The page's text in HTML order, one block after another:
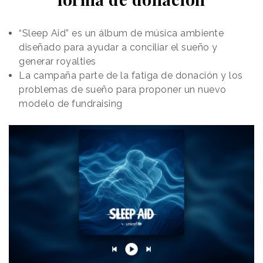
sus diseños mas destacados, se entrelazan con
teléfono, la primera proyección de cine o la llegada a
la Luna.
“Sleep Aid” es un álbum de música ambiente
diseñado para ayudar a conciliar el sueño y
generar royalties
La campaña parte de la fatiga de donación y los
problemas de sueño para proponer un nuevo
modelo de fundraising